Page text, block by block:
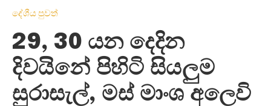
දේශීය පුවත්
29, 30 යන දෙදින
දිවයිනේ පිහිටි සියලුම
සුරාසැල්, මස් මාංශ අලෙවි